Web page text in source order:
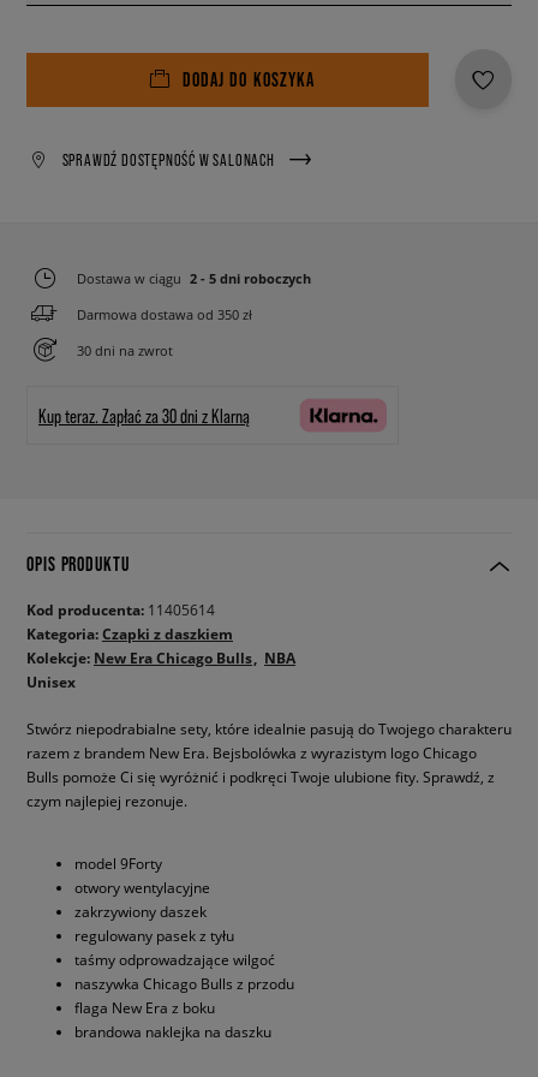
DODAJ DO KOSZYKA
SPRAWDŹ DOSTĘPNOŚĆ W SALONACH
Dostawa w ciągu 2 - 5 dni roboczych
Darmowa dostawa od 350 zł
30 dni na zwrot
Kup teraz. Zapłać za 30 dni z Klarną
OPIS PRODUKTU
Kod producenta: 11405614
Kategoria:Czapki z daszkiem
Kolekcje: New Era Chicago Bulls
NBA
Unisex
Stwórz niepodrabialne sety, które idealnie pasują do Twojego charakteru
razem z brandem New Era. Bejsbolówka z wyrazistym logo Chicago
Bulls pomoże Ci się wyróżnić i podkręci Twoje ulubione fity. Sprawdź, z
czym najlepiej rezonuje.
model 9Forty
otwory wentylacyjne
zakrzywiony daszek
regulowany pasek z tyłu
taśmy odprowadzające wilgoć
naszywka Chicago Bulls z przodu
flaga New Era z boku
brandowa naklejka na daszku